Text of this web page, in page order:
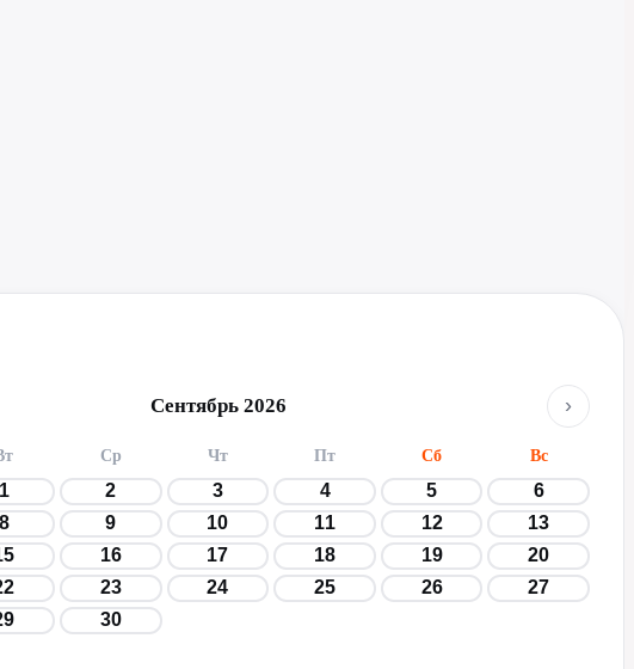
Сентябрь 2026 ›
Ср Чт Пт Сб Вс
1 2 3 4 5
6
8 9 10 11 12
13
16 17 18 19
20
23 24 25 26
27
30